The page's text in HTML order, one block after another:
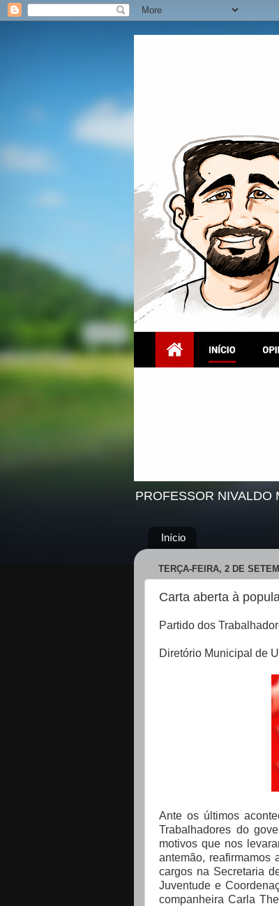
PROFESSOR NIVALDO
Início
TERÇA-FEIRA, 2 DE
Carta aberta à
Partido dos
Diretório Municipal de
Ante os últimos
Trabalhadores do
motivos que nos
antemão, reafirmamos
cargos na Secretaria
Juventude e
companheira Carla